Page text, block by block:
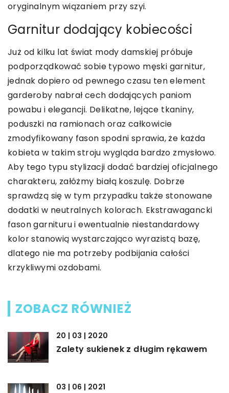
oryginalnym wiązaniem przy szyi.
Garnitur dodający kobiecości
Już od kilku lat świat mody damskiej próbuje
podporządkować sobie typowo męski garnitur,
jednak dopiero od pewnego czasu ten element
garderoby nabrał cech dodających paniom
powabu i elegancji. Delikatne, lejące tkaniny,
poduszki na ramionach oraz całkowicie
zmodyfikowany fason spodni sprawia, że każda
kobieta w takim stroju wygląda bardzo zmysłowo.
Aby tego typu stylizacji dodać bardziej oficjalnego
charakteru, załóżmy białą koszulę. Dobrze
sprawdzą się w tym przypadku także stonowane
dodatki w neutralnych kolorach. Ekstrawagancki
fason garnituru i ewentualnie niestandardowy
kolor stanowią wystarczająco wyrazistą bazę,
dlatego nie ma potrzeby podbijania całości
krzykliwymi ozdobami.
ZOBACZ RÓWNIEŻ
20 | 03 | 2020
Zalety sukienek z długim rękawem
03 | 06 | 2021